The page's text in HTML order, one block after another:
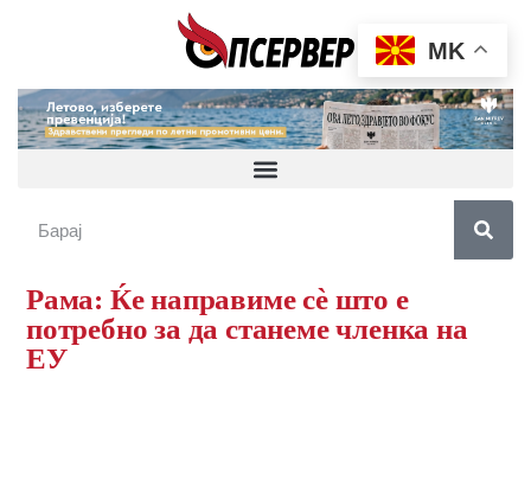
Рама: Ќе направиме сè што е
потребно за да станеме членка на
ЕУ
MK